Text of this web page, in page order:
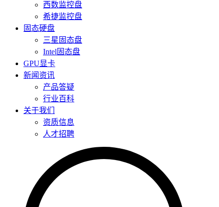
西数监控盘
希捷监控盘
固态硬盘
三星固态盘
Intel固态盘
GPU显卡
新闻资讯
产品答疑
行业百科
关于我们
资质信息
人才招聘